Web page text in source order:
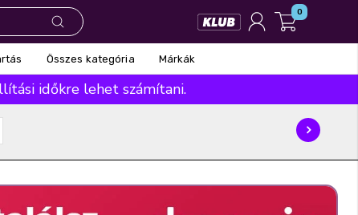
0
Összes kategória Márkák
időkre lehet számítani.